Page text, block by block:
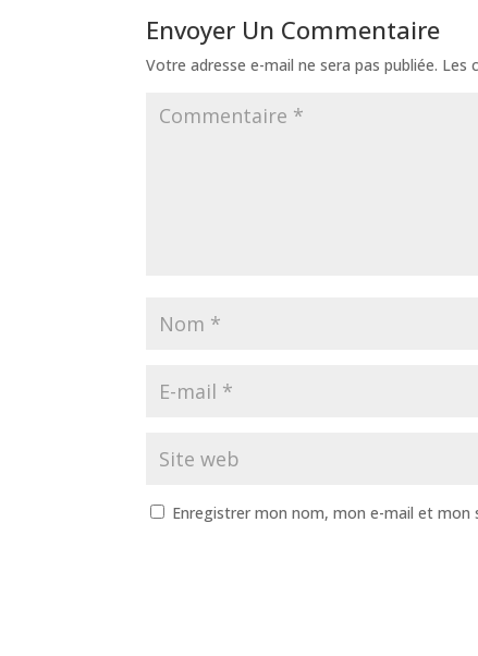
Envoyer Un Commentaire
Votre adresse e-mail ne sera pas publiée. Les
Enregistrer mon nom, mon e-mail et